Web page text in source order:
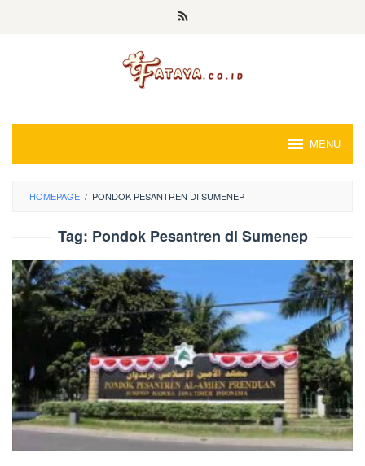
MENU
HOMEPAGE / PONDOK PESANTREN DI SUMENEP
Tag: Pondok Pesantren di Sumenep